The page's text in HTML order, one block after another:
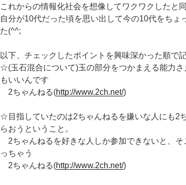
これからの情報化社会を想像してワクワクしたと同
自分が10代だった頃を思い出して今の10代をちょ
た(^^;
以下、チェックしたポイントを興味深かった順で
☆(玉石混合について)玉の部分をつかまえる能力さ
もいいんです
2ちゃんねる(http://www.2ch.net/)
☆目指していたのは2ちゃんねるを嫌いな人にも2
らおうということ。
2ちゃんねるを好きな人しか参加できないと、そ
っちゃう
2ちゃんねる(http://www.2ch.net/)